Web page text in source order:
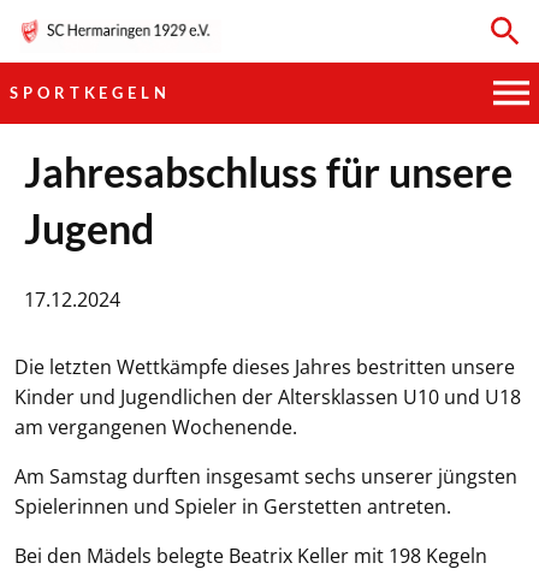
SPORTKEGELN
HAUPTVEREIN
SPORTKEGELN
TISCHTENNIS
BOGENSCHIESSEN
Jahresabschluss für unsere
Jugend
17.12.2024
Die letzten Wettkämpfe dieses Jahres bestritten unsere
Kinder und Jugendlichen der Altersklassen U10 und U18
am vergangenen Wochenende.
Am Samstag durften insgesamt sechs unserer jüngsten
Spielerinnen und Spieler in Gerstetten antreten.
Bei den Mädels belegte Beatrix Keller mit 198 Kegeln